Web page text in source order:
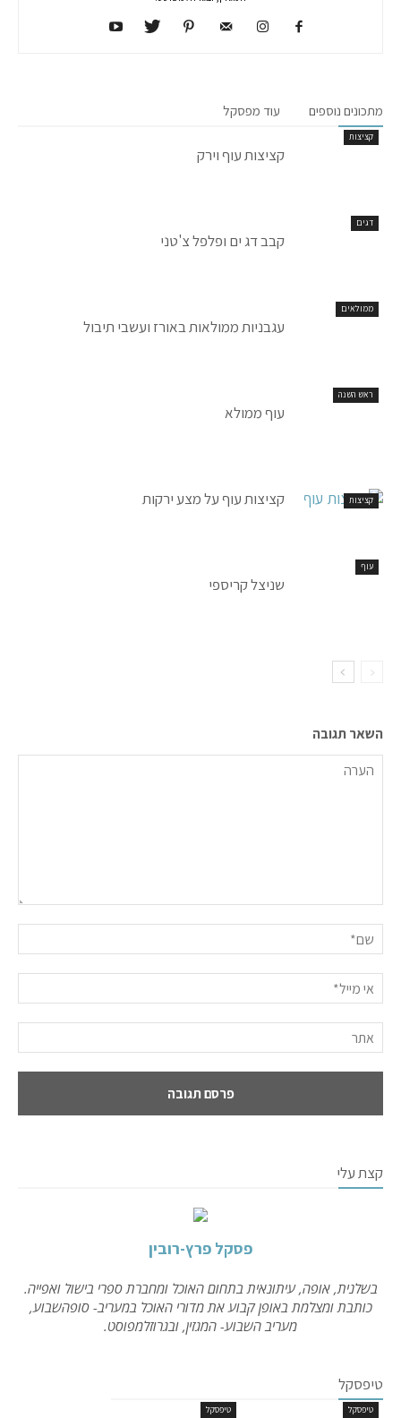
מתכונים נוספים עוד מפסקל
קציצות
קציצות עוף וירק
דגים
קבב דג ים ופלפל צ'טני
ממולאים
עגבניות ממולאות באורז ועשבי תיבול
ראש השנה
עוף ממולא
קציצות קציצות עוף על מצע ירקות
עוף
שניצל קריספי
השאר תגובה
קצת עלי
פסקל פרץ-רובין
בשלנית, אופה, עיתונאית בתחום האוכל ומחברת ספרי בישול ואפייה.
כותבת ומצלמת באופן קבוע את מדורי האוכל במעריב- סופהשבוע,
מעריב השבוע- המגזין, ובגרוזלמפוסט.
טיפסקל
טיפסקל טיפסקל